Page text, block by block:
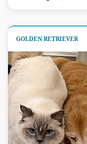
GOLDEN RETRIEVER